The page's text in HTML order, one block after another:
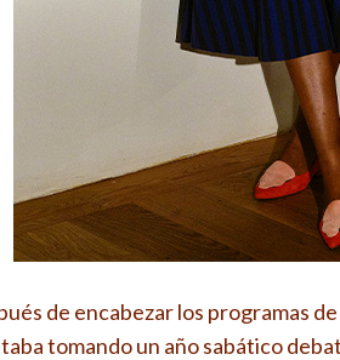
de encabezar los programas
tomando un año sabático